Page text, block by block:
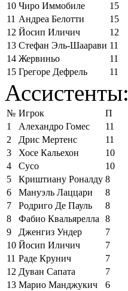
10 Чиро Иммобиле
15
11 Андреа Белотти
15
12 Йосип Иличич
12
13 Стефан Эль-Шаарави 11
14 Жервиньо
11
15 Грегоре Дефрель 11
Ассистенты:
№ Игрок
П
1
Алехандро Гомес
11
2
Дрис Мертенс
11
3
Хосе Кальехон
10
4
Сусо
10
5
Криштиану Роналду 8
6
Мануэль Лаццари
8
7
Родриго Де Пауль
8
8
Фабио Квальярелла
8
9
Дженгиз Ундер
7
10 Йосип Иличич
7
11 Раде Крунич
7
12 Дуван Сапата
7
13 Марио Манджукич
6